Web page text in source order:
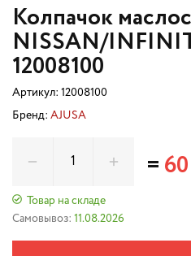
Колпачок
NISSAN/
12008100
Артикул: 12008100
Бренд: AJUSA
Товар на складе
Самовывоз: 11.08.2026
=